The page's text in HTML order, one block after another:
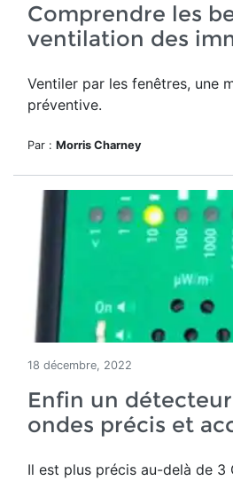
Comprendre les
ventilation des
Ventiler par les fenêtres, une
préventive.
Par : Morris Charney
18 décembre, 2022
Enfin un
ondes précis et
Il est plus précis au-delà de 3